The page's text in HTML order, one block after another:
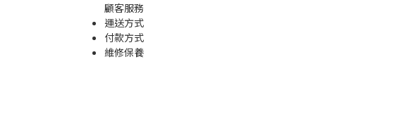
顧客服務
運送方式
付款方式
維修保養